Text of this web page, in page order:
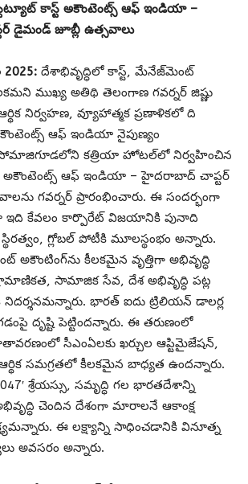
కాస్ట్ అకౌంటెంట్స్ ఆఫ్ ఇండియా –
డైమండ్ జూబ్లీ ఉత్సవాలు
దేశాభివృద్ధిలో కాస్ట్, మేనేజ్‌మెంట్
ముఖ్య అతిథి తెలంగాణ గవర్నర్ జిష్ణు
నిర్వహణ, వ్యూహాత్మక ప్రణాళికలో ది
ఆఫ్ ఇండియా నైపుణ్యం
కత్రియా హోటల్‌లో నిర్వహించిన
అకౌంటెంట్స్ ఆఫ్ ఇండియా – హైదరాబాద్ చాప్టర్
గవర్నర్ ప్రారంభించారు. ఈ సందర్భంగా
కేవలం కార్పొరేట్ విజయానికి పునాది
గ్లోబల్ పోటీకి మూలస్థంభం అన్నారు.
అకౌంటింగ్‌ను కీలకమైన వృత్తిగా అభివృద్ధి
సామాజిక సేవ, దేశ అభివృద్ధి పట్ల
నిదర్శనమన్నారు. భారత్ ఐదు ట్రిలియన్ డాలర్ల
దృష్టి పెట్టిందన్నారు. ఈ తరుణంలో
సీఎంఏలకు ఖర్చుల ఆప్టిమైజేషన్,
సమగ్రతలో కీలకమైన బాధ్యత ఉందన్నారు.
శ్రేయస్సు, సమృద్ధి గల భారతదేశాన్ని
చెందిన దేశంగా మారాలనే ఆకాంక్ష
ఈ లక్ష్యాన్ని సాధించడానికి వినూత్న
అవసరం అన్నారు.